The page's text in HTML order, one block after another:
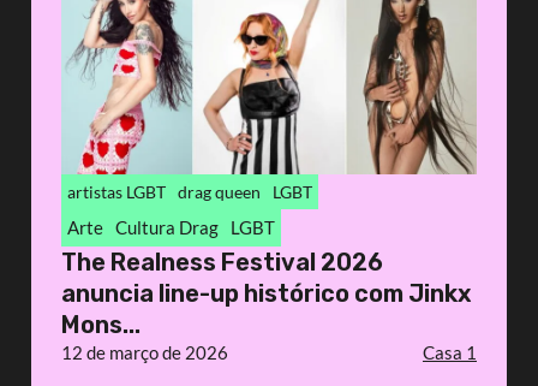
artistas LGBT drag queen LGBT
Arte Cultura Drag LGBT
The Realness Festival 2026
anuncia line-up histórico com Jinkx
Mons...
12 de março de 2026 Casa 1